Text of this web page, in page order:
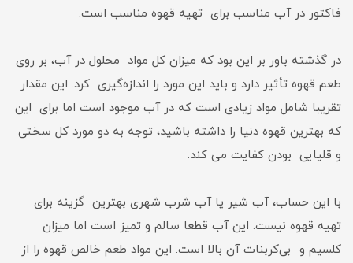
فاکتور در آب مناسب برای تهیه قهوه مناسب است.
در گذشته باور بر این بود که میزان کل مواد محلول در آب، بر روی
طعم قهوه تأثیر دارد و باید این مورد را اندازه‌گیری کرد. این مقدار
تقریبا شامل مواد زیادی است که در آب موجود است اما برای این
که بهترین قهوه دنیا را داشته باشید، توجه به دو مورد کل سختی
و قلیایی بودن کفایت می کند.
با این حساب، آب شیر یا آب شرب شهری بهترین گزینه برای
تهیه قهوه نیست. این آب قطعا سالم و تمیز است اما میزان
کلسیم و بی‌کربنات آن بالا است. این مواد طعم خالص قهوه را از